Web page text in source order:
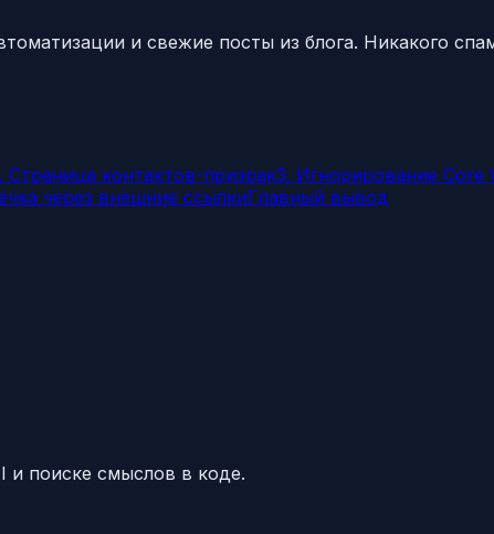
и свежие посты из блога. Никакого
Страница контактов-призрак3. Игнорирование Core
через внешние ссылкиГлавный вывод
и поиске смыслов в коде.